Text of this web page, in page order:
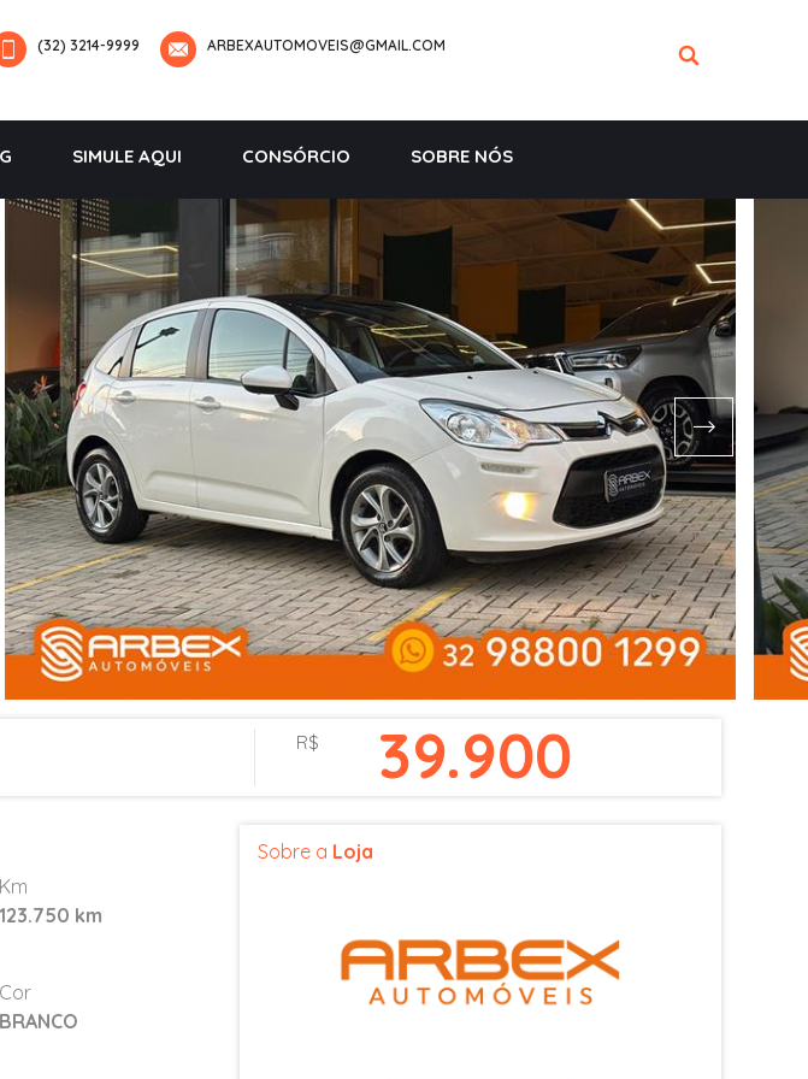
(32) 3214-9999 ARBEXAUTOMOVEIS@GMAIL.COM
SIMULE AQUI CONSÓRCIO SOBRE NÓS
R$ 39.900
Km
123.750 km
Cor
BRANCO
Sobre a Loja